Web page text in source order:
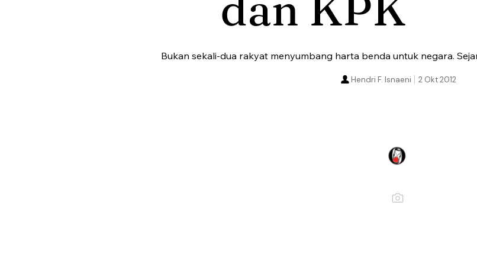
Bukan sekali-dua rakyat menyumbang harta benda untuk negara.
2 Okt 2012
Hendri F. Isnaeni